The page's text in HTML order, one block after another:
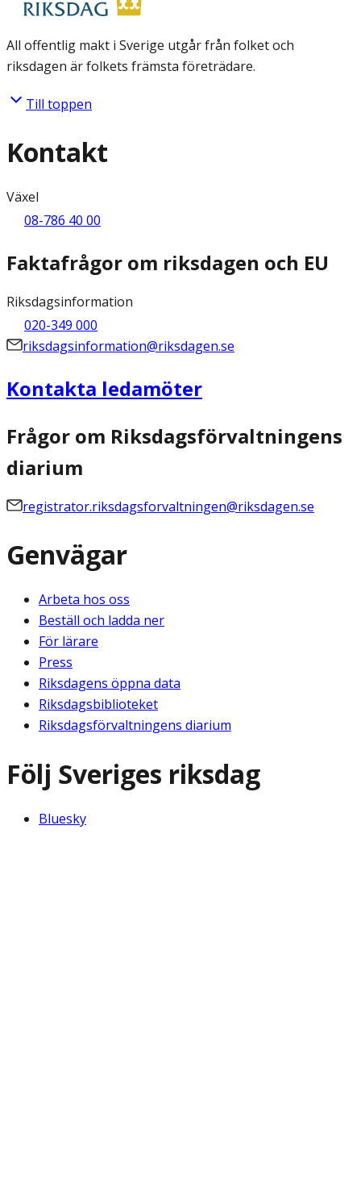
All offentlig makt i Sverige utgår från folket och
riksdagen är folkets främsta företrädare.
Till toppen
Kontakt
Växel
08-786 40 00
Faktafrågor om riksdagen och EU
Riksdagsinformation
020-349 000
riksdagsinformation@riksdagen.se
Kontakta ledamöter
Frågor om Riksdagsförvaltningens
diarium
registrator.riksdagsforvaltningen@riksdagen.se
Genvägar
Arbeta hos oss
Beställ och ladda ner
För lärare
Press
Riksdagens öppna data
Riksdagsbiblioteket
Riksdagsförvaltningens diarium
Följ Sveriges riksdag
Bluesky